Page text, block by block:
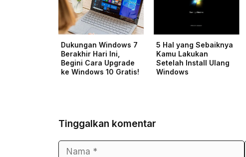
Dukungan Windows 7
Berakhir Hari Ini,
Begini Cara Upgrade
ke Windows 10 Gratis!
5 Hal yang Sebaiknya
Kamu Lakukan
Setelah Install Ulang
Windows
Tinggalkan komentar
Nama
Surel